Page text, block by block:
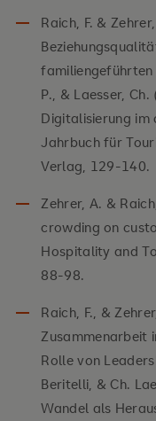
Raich, F. &
familiengeführten
P., & Laesser,
Digitalisierung im
Jahrbuch für
Verlag, 129-140.
Zehrer, A. &
crowding on
Hospitality and
88-98.
Raich, F., &
Zusammenarbeit
Rolle von
Beritelli, & Ch.
Wandel als